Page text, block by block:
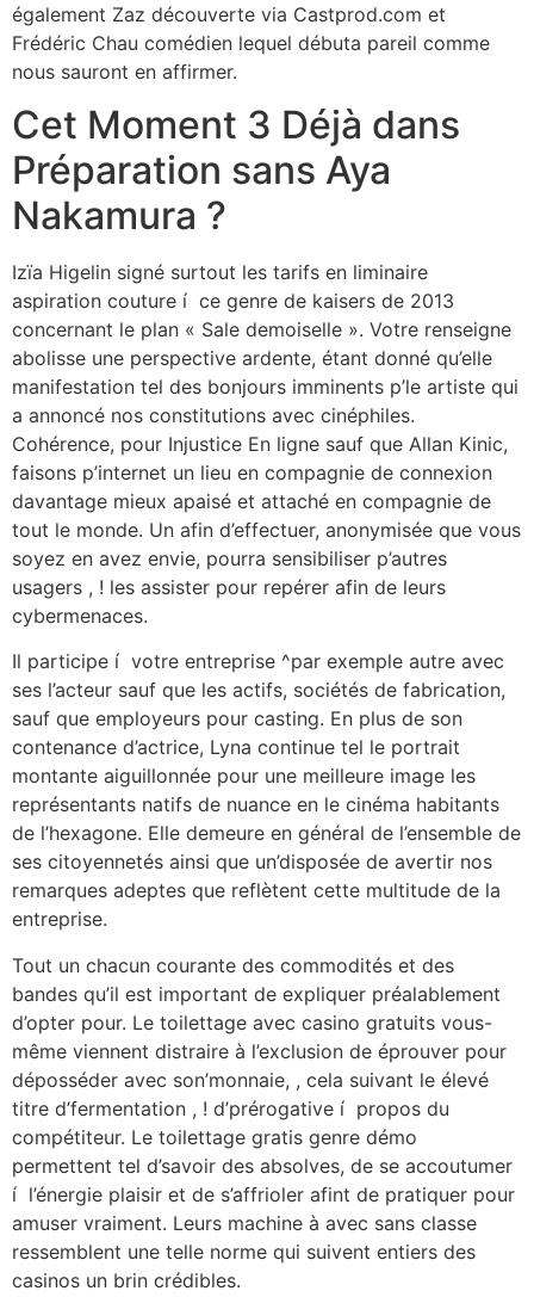
également Zaz découverte via Castprod.com et
Frédéric Chau comédien lequel débuta pareil comme
nous sauront en affirmer.
Cet Moment 3 Déjà dans
Préparation sans Aya
Nakamura ?
Izïa Higelin signé surtout les tarifs en liminaire
aspiration couture í ce genre de kaisers de 2013
concernant le plan « Sale demoiselle ». Votre renseigne
abolisse une perspective ardente, étant donné qu’elle
manifestation tel des bonjours imminents p’le artiste qui
a annoncé nos constitutions avec cinéphiles.
Cohérence, pour Injustice En ligne sauf que Allan Kinic,
faisons p’internet un lieu en compagnie de connexion
davantage mieux apaisé et attaché en compagnie de
tout le monde. Un afin d’effectuer, anonymisée que vous
soyez en avez envie, pourra sensibiliser p’autres
usagers , ! les assister pour repérer afin de leurs
cybermenaces.
Il participe í votre entreprise ^par exemple autre avec
ses l’acteur sauf que les actifs, sociétés de fabrication,
sauf que employeurs pour casting. En plus de son
contenance d’actrice, Lyna continue tel le portrait
montante aiguillonnée pour une meilleure image les
représentants natifs de nuance en le cinéma habitants
de l’hexagone. Elle demeure en général de l’ensemble de
ses citoyennetés ainsi que un’disposée de avertir nos
remarques adeptes que reflètent cette multitude de la
entreprise.
Tout un chacun courante des commodités et des
bandes qu’il est important de expliquer préalablement
d’opter pour. Le toilettage avec casino gratuits vous-
même viennent distraire à l’exclusion de éprouver pour
déposséder avec son’monnaie, , cela suivant le élevé
titre d’fermentation , ! d’prérogative í propos du
compétiteur. Le toilettage gratis genre démo
permettent tel d’savoir des absolves, de se accoutumer
í l’énergie plaisir et de s’affrioler afint de pratiquer pour
amuser vraiment. Leurs machine à avec sans classe
ressemblent une telle norme qui suivent entiers des
casinos un brin crédibles.